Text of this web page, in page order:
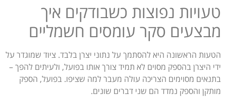
טעויות נפוצות כשבודקים איך
מבצעים סקר עומסים חשמליים
הטעות הראשונה היא להסתמך על נתוני יצרן בלבד. ציוד שמוגדר על
ידי היצרן בהספק מסוים לא תמיד צורך אותו בפועל, ולעיתים להפך –
בתנאים מסוימים הצריכה עולה מעבר למה שציפו. בפועל, הספק
מותקן והספק נמדד הם שני דברים שונים.